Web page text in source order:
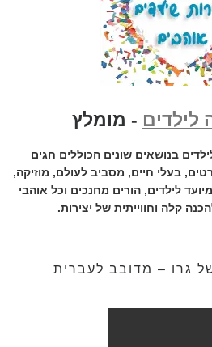
לילדים - מומלץ
בנושאים שונים הכוללים חגים
בעלי חיים, מסביב לעולם, מוזיקה,
לילדים, הורים מחנכים וכל אוהבי
קלה וחווייתית של יצירות.